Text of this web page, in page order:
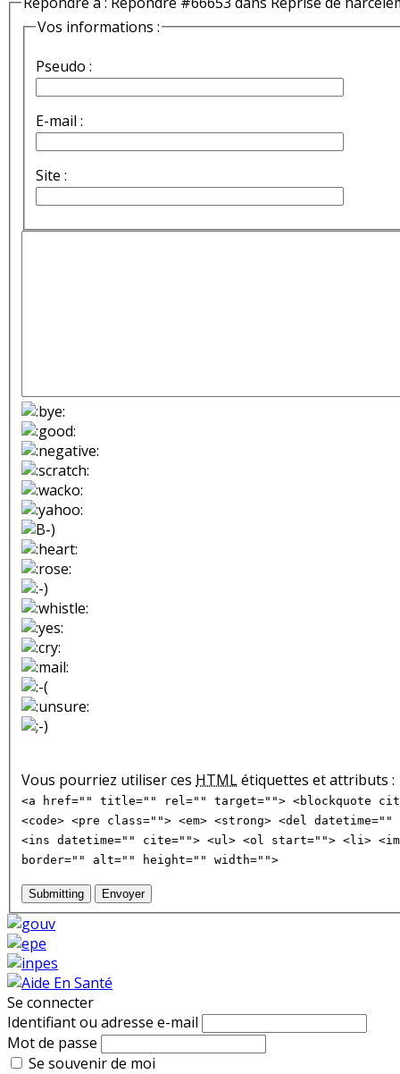
Vos informations :
Pseudo :
E-mail :
Site :
Vous pourriez utiliser ces HTMLétiquettes et attributs :
<a href="" title="" rel="" target=""> <blockquote
<code> <pre class=""> <em> <strong> <del
<ins datetime="" cite=""> <ul> <ol start=""> <li>
border="" alt="" height="" width="">
Submitting Envoyer
Se connecter
Identifiant ou adresse e-mail
Mot de passe
Se souvenir de moi